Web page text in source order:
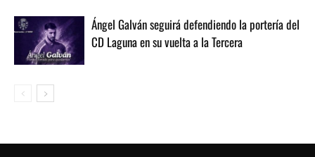
Ángel Galván seguirá defendiendo la portería del
CD Laguna en su vuelta a la Tercera